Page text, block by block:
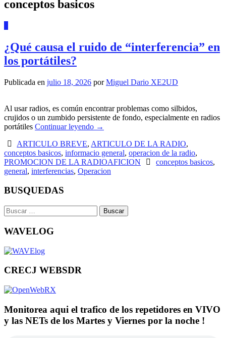
conceptos basicos
¿Qué causa el ruido de “interferencia” en
los portátiles?
Publicada en julio 18, 2026 porMiguel Dario XE2UD
Al usar radios, es común encontrar problemas como silbidos,
crujidos o un zumbido persistente de fondo, especialmente en radios
portátiles Continuar leyendo →
ARTICULO BREVE, ARTICULO DE LA RADIO,
conceptos basicos, informacio general, operacion de la radio,
PROMOCION DE LA RADIOAFICION
conceptos basicos,
general, interferencias, Operacion
BUSQUEDAS
Buscar:
WAVELOG
CRECJ WEBSDR
Monitorea aqui el trafico de los repetidores en VIVO
y las NETs de los Martes y Viernes por la noche !